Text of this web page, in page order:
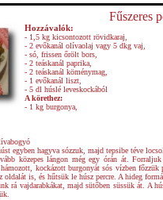
Fűszeres
Hozzávalók:
- 1,5 kg kicsontozott rövidkaraj,
- 2 evőkanál olívaolaj vagy 5 dkg vaj,
- só, frissen őrölt bors,
- 2 teáskanál paprika,
- 2 teáskanál köménymag,
- 1 evőkanál liszt,
- 5 dl húslé leveskockából
A körethez:
- 1 kg burgonya,
egyben hagyva sózzuk, majd tepsibe téve
közepes lángon még egy órán át.
hámozott, kockázott burgonyát sós vízben
oldalát is, és hűtsük le húsz percre. A hideg
rá vajdarabkákat, majd sütőben süssük át. A